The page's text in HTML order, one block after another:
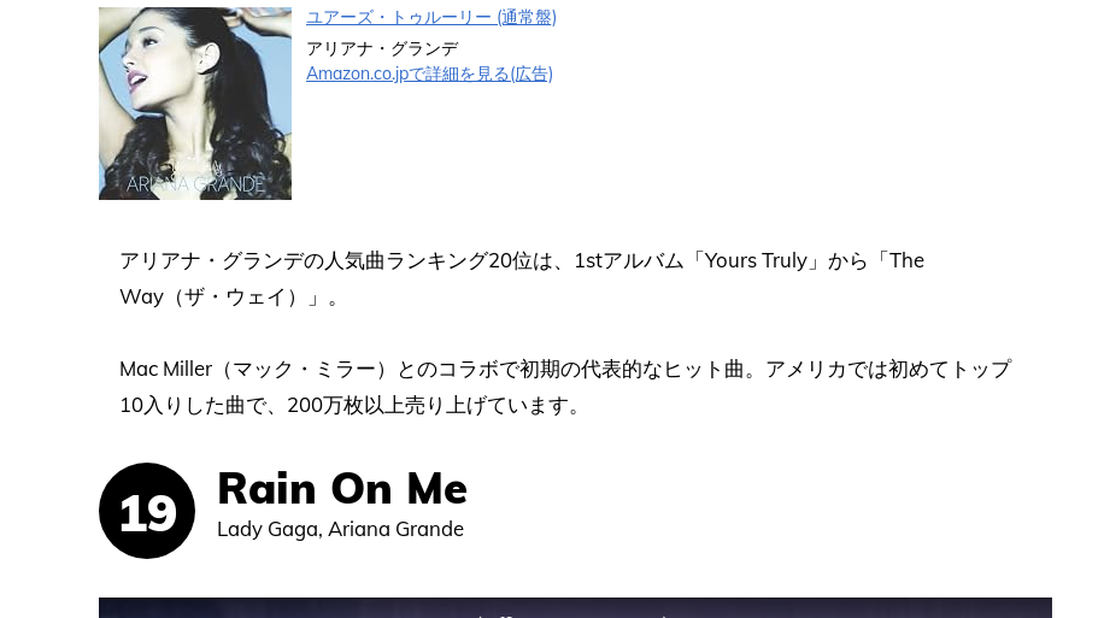
ユアーズ・トゥルーリー (通常盤)
アリアナ・グランデ
Amazon.co.jpで詳細を見る(広告)
アリアナ・グランデの人気曲ランキング20位は、1stアルバム「Yours Truly」から「The
Way（ザ・ウェイ）」。
Mac Miller（マック・ミラー）とのコラボで初期の代表的なヒット曲。アメリカでは初めてトップ
10入りした曲で、200万枚以上売り上げています。
Rain On Me
Lady Gaga, Ariana Grande